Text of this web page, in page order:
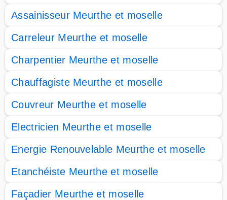
Assainisseur Meurthe et moselle
Carreleur Meurthe et moselle
Charpentier Meurthe et moselle
Chauffagiste Meurthe et moselle
Couvreur Meurthe et moselle
Electricien Meurthe et moselle
Energie Renouvelable Meurthe et moselle
Etanchéiste Meurthe et moselle
Façadier Meurthe et moselle